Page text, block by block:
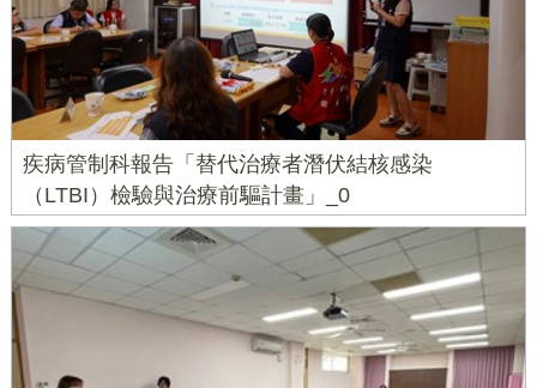
疾病管制科報告「替代治療者潛伏結核感染
（LTBI）檢驗與治療前驅計畫」_0